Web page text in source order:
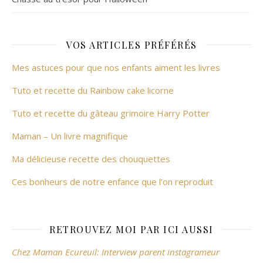
VOS ARTICLES PRÉFÉRÉS
Mes astuces pour que nos enfants aiment les livres
Tuto et recette du Rainbow cake licorne
Tuto et recette du gâteau grimoire Harry Potter
Maman – Un livre magnifique
Ma délicieuse recette des chouquettes
Ces bonheurs de notre enfance que l’on reproduit
RETROUVEZ MOI PAR ICI AUSSI
Chez Maman Ecureuil: Interview parent instagrameur